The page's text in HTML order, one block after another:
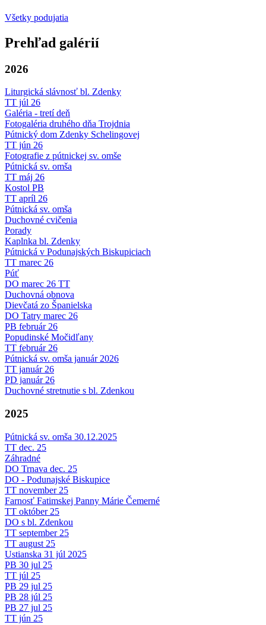
Všetky podujatia
Prehľad galérií
2026
Liturgická slávnosť bl. Zdenky
TT júl 26
Galéria - tretí deň
Fotogaléria druhého dňa Trojdnia
Pútnický dom Zdenky Schelingovej
TT jún 26
Fotografie z pútnickej sv. omše
Pútnická sv. omša
TT máj 26
Kostol PB
TT apríl 26
Pútnická sv. omša
Duchovné cvičenia
Porady
Kaplnka bl. Zdenky
Pútnická v Podunajských Biskupiciach
TT marec 26
Púť
DO marec 26 TT
Duchovná obnova
Dievčatá zo Španielska
DO Tatry marec 26
PB február 26
Popudinské Močidľany
TT február 26
Pútnická sv. omša január 2026
TT január 26
PD január 26
Duchovné stretnutie s bl. Zdenkou
2025
Pútnická sv. omša 30.12.2025
TT dec. 25
Záhradné
DO Trnava dec. 25
DO - Podunajské Biskupice
TT november 25
Farnosť Fatimskej Panny Márie Čemerné
TT október 25
DO s bl. Zdenkou
TT september 25
TT august 25
Ustianska 31 júl 2025
PB 30 jul 25
TT júl 25
PB 29 jul 25
PB 28 júl 25
PB 27 jul 25
TT jún 25